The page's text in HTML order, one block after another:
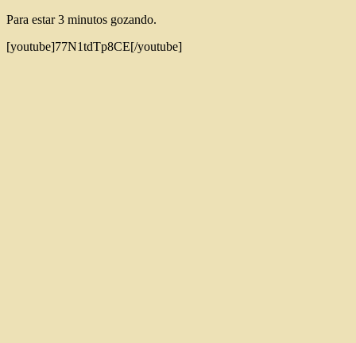
Para estar 3 minutos gozando.
[youtube]77N1tdTp8CE[/youtube]